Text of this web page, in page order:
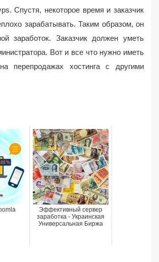
Спустя, некоторое время и заказчик
зарабатывать. Таким образом, он
заработок. Заказчик должен уметь
Вот и все что нужно иметь
перепродажах хостинга с другими
Эффективный сервер
заработка - Украинская
Универсальная Биржа